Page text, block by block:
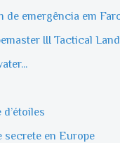
de emergência em
III Tactical
secrete en Europe